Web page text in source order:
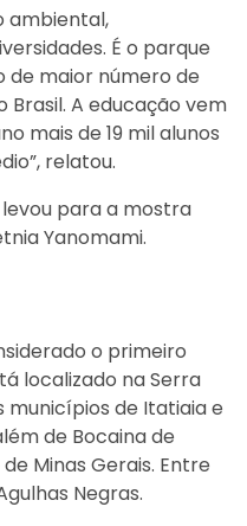
ambiental,
É o parque
de maior número de
Brasil. A educação vem
mais de 19 mil alunos
relatou.
levou para a mostra
Yanomami.
o primeiro
localizado na Serra
municípios de Itatiaia e
de Bocaina de
Minas Gerais. Entre
Negras.